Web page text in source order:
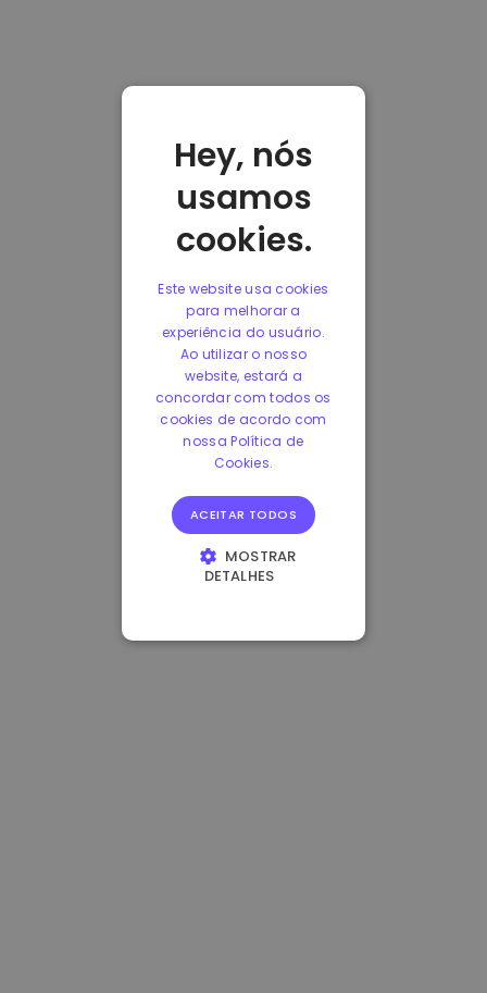
Hey, nós
usamos
cookies.
Este website usa cookies
para melhorar a
experiência do usuário.
Ao utilizar o nosso
website, estará a
concordar com todos os
cookies de acordo com
nossa Política de
Cookies.
ACEITAR TODOS
MOSTRAR
DETALHES